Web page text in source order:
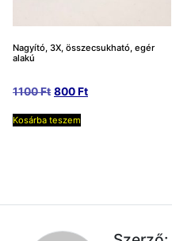
Nagyító, 3X, összecsukható, egér
alakú
1100Ft Original
was:
800FtCurrent
Kosárba teszem